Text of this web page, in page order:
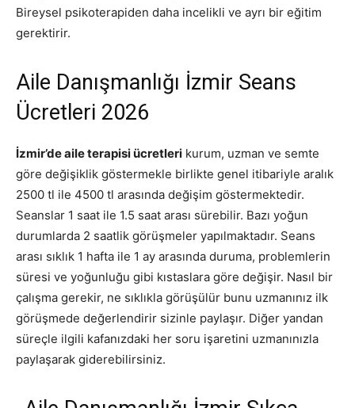
Bireysel psikoterapiden daha incelikli ve ayrı bir eğitim
gerektirir.
Aile Danışmanlığı İzmir Seans
Ücretleri 2026
İzmir’de aile terapisi ücretleri kurum, uzman ve semte
göre değişiklik göstermekle birlikte genel itibariyle aralık
2500 tl ile 4500 tl arasında değişim göstermektedir.
Seanslar 1 saat ile 1.5 saat arası sürebilir. Bazı yoğun
durumlarda 2 saatlik görüşmeler yapılmaktadır. Seans
arası sıklık 1 hafta ile 1 ay arasında duruma, problemlerin
süresi ve yoğunluğu gibi kıstaslara göre değişir. Nasıl bir
çalışma gerekir, ne sıklıkla görüşülür bunu uzmanınız ilk
görüşmede değerlendirir sizinle paylaşır. Diğer yandan
süreçle ilgili kafanızdaki her soru işaretini uzmanınızla
paylaşarak giderebilirsiniz.